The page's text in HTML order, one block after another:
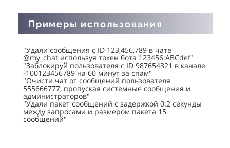
Примеры использования
"Удали сообщения с ID 123,456,789 в чате
@my_chat используя токен бота 123456:ABCdef"
"Заблокируй пользователя с ID 987654321 в канале
-100123456789 на 60 минут за спам"
"Очисти чат от сообщений пользователя
555666777, пропуская системные сообщения и
администраторов"
"Удали пакет сообщений с задержкой 0.2 секунды
между запросами и размером пакета 15
сообщений"